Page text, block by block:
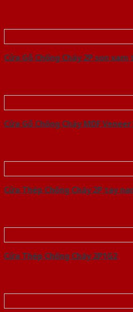
Cửa Gỗ Chống Cháy 2P son xam
Cửa Gỗ Chống Cháy MDF Veneer
Cửa Thép Chống Cháy 2P tay
Cửa Thép Chống Cháy 2P1G2